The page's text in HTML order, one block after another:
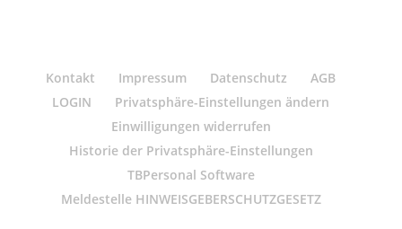
Kontakt Impressum Datenschutz
AGB
LOGIN
Privatsphäre-Einstellungen ändern
Einwilligungen widerrufen
Historie der Privatsphäre-Einstellungen
TBPersonal Software
Meldestelle HINWEISGEBERSCHUTZGESETZ